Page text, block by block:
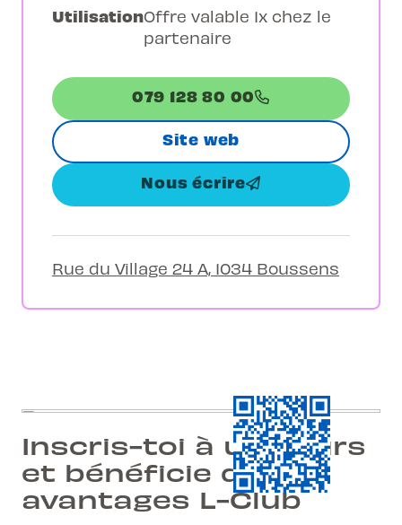
UtilisationOffre valable 1x chez le
partenaire
079 128 80 00
Site web
Nous écrire
Rue du Village 24 A, 1034 Boussens
Inscris-toi à un cours
et bénéficie des
avantages L-Club